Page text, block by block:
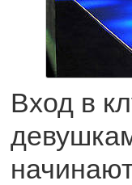
Вход в